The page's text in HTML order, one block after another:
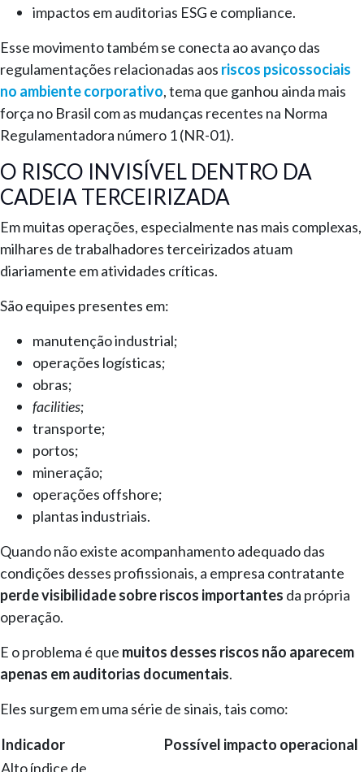
impactos em auditorias ESG e compliance.
Esse movimento também se conecta ao avanço das
regulamentações relacionadas aos riscos psicossociais
no ambiente corporativo, tema que ganhou ainda mais
força no Brasil com as mudanças recentes na Norma
Regulamentadora número 1 (NR-01).
O RISCO INVISÍVEL DENTRO DA
CADEIA TERCEIRIZADA
Em muitas operações, especialmente nas mais complexas,
milhares de trabalhadores terceirizados atuam
diariamente em atividades críticas.
São equipes presentes em:
manutenção industrial;
operações logísticas;
obras;
facilities;
transporte;
portos;
mineração;
operações offshore;
plantas industriais.
Quando não existe acompanhamento adequado das
condições desses profissionais, a empresa contratante
perde visibilidade sobre riscos importantes da própria
operação.
E o problema é que muitos desses riscos não aparecem
apenas em auditorias documentais.
Eles surgem em uma série de sinais, tais como:
Indicador
Possível impacto operacional
Alto índice de